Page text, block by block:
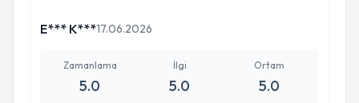
E*** K***17.06.2026
Zamanlama
5.0
İlgi
5.0
Ortam
5.0